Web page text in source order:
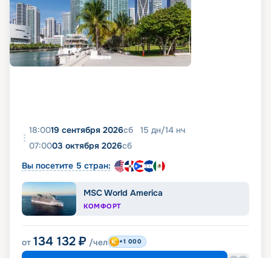
18:0019 сентября 2026сб 15 дн/14 нч
07:0003 октября 2026сб
Вы посетите 5 стран:
MSC World America
КОМФОРТ
от 134 132 ₽ /чел +1 000